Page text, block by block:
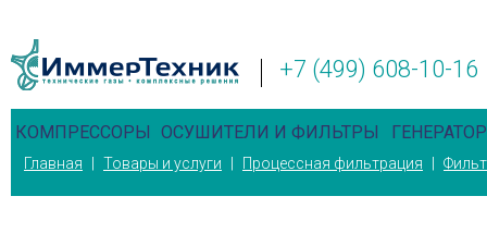
+7 (499) 608-10-16
КОМПРЕССОРЫ ОСУШИТЕЛИ И ФИЛЬТРЫ
Главная Товары и услуги Процессная фильтрация